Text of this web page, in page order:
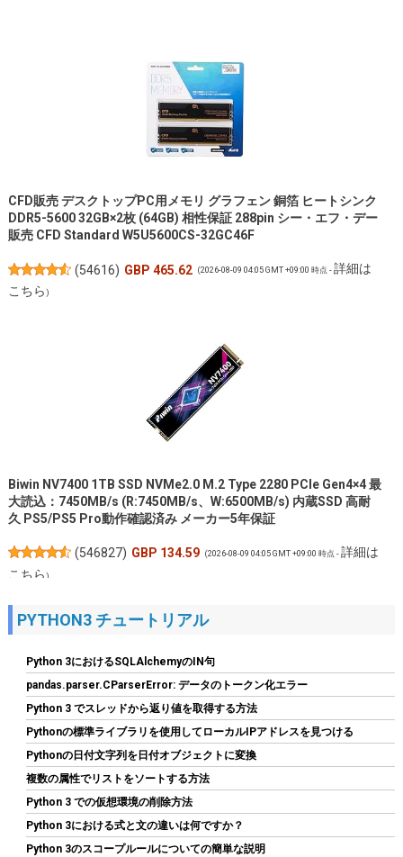
CFD販売 デスクトップPC用メモリ グラフェン 銅箔 ヒートシンク
DDR5-5600 32GB×2枚 (64GB) 相性保証 288pin シー・エフ・デー
販売 CFD Standard W5U5600CS-32GC46F
(54616) GBP 465.62 (2026-08-09 04:05 GMT +09:00 時点 -詳細は
こちら)
Biwin NV7400 1TB SSD NVMe2.0 M.2 Type 2280 PCIe Gen4×4 最
大読込：7450MB/s (R:7450MB/s、W:6500MB/s) 内蔵SSD 高耐
久 PS5/PS5 Pro動作確認済み メーカー5年保証
(546827) GBP 134.59 (2026-08-09 04:05 GMT +09:00 時点 -詳細は
こちら)
JastBang USB-C HDMIキャプチャーボード 4K入力 1080P録画
UVC対応 低遅延 電源不要 ドライバー不要 | Switch、PS5、PC、
iOS、Androidに対応。OBS Studio、Twitch、YouTubeを使用し
たゲーム実況やライブ配信、会議録画に活用できます。小型軽量
｜日本語取扱説明書付き。
PYTHON3 チュートリアル
Python 3におけるSQLAlchemyのIN句
pandas.parser.CParserError: データのトークン化エラー
Python 3 でスレッドから返り値を取得する方法
Pythonの標準ライブラリを使用してローカルIPアドレスを見つける
Pythonの日付文字列を日付オブジェクトに変換
複数の属性でリストをソートする方法
Python 3 での仮想環境の削除方法
Python 3における式と文の違いは何ですか？
Python 3のスコープルールについての簡単な説明